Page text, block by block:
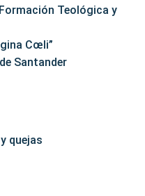
Teológica y
Cœli”
Santander
quejas